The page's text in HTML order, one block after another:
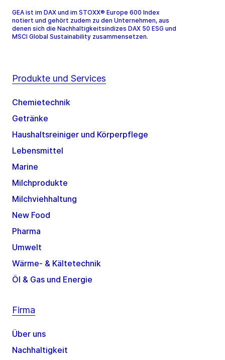
GEA ist im DAX und im STOXX® Europe 600 Index
notiert und gehört zudem zu den Unternehmen, aus
denen sich die Nachhaltigkeitsindizes DAX 50 ESG und
MSCI Global Sustainability zusammensetzen.
Produkte und Services
Chemietechnik
Getränke
Haushaltsreiniger und Körperpflege
Lebensmittel
Marine
Milchprodukte
Milchviehhaltung
New Food
Pharma
Umwelt
Wärme- & Kältetechnik
Öl & Gas und Energie
Firma
Über uns
Nachhaltigkeit